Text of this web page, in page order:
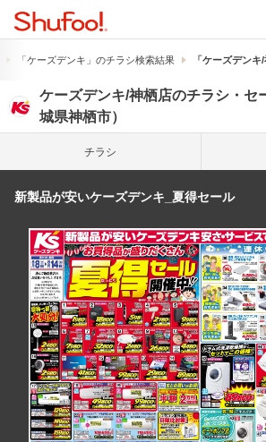
「ケーズデンキ」のチラシ検索結果 「ケーズデン
ケーズデンキ/神栖店のチラシ・セ
城県神栖市）
チラシ
新製品が安いケーズデンキ_夏得セール